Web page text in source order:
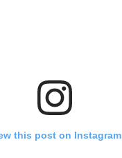
this post on Instagram